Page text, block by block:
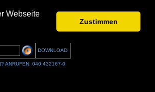
Webseite
Zustimmen
DOWNLOAD
ANRUFEN: 040 432167-0